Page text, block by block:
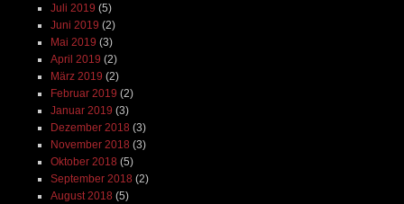
Juli 2019 (5)
Juni 2019 (2)
Mai 2019 (3)
April 2019 (2)
März 2019 (2)
Februar 2019 (2)
Januar 2019 (3)
Dezember 2018 (3)
November 2018 (3)
Oktober 2018 (5)
September 2018 (2)
August 2018 (5)